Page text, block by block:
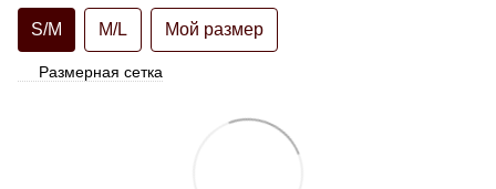
S/M M/L Мой размер
Размерная сетка